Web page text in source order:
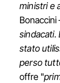
ministri e
Bonaccini
sindacati.
stato
perso
offre "